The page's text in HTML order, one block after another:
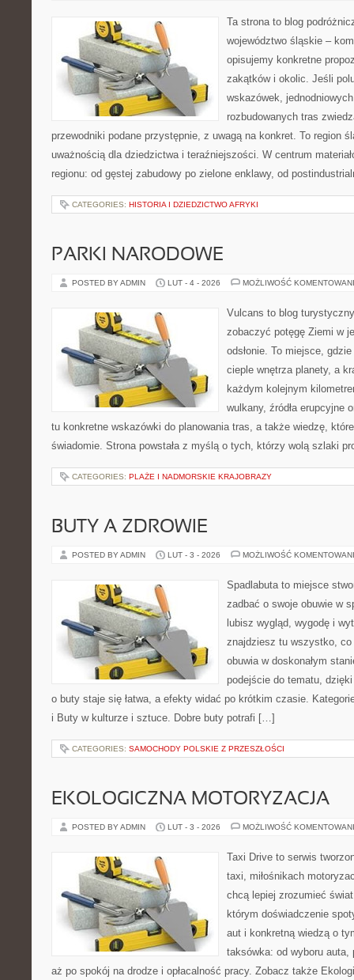
Ta strona to blog
województwo śląskie –
opisujemy konkretne
zakątków i okolic. Jeśli
wskazówek,
rozbudowanych tras
przewodniki podane przystępnie, z uwagą na konkret. To region
uważnością dla dziedzictwa i teraźniejszości. W centrum
regionu: od gęstej zabudowy po zielone enklawy, od
CATEGORIES: HISTORIA I DZIEDZICTWO AFRYKI
PARKI NARODOWE
POSTED BY ADMIN LUT - 4 - 2026 MOŻLIWOŚĆ
Vulcans to blog
zobaczyć potęgę Ziemi w
odsłonie. To miejsce,
cieple wnętrza planety, a
każdym kolejnym
wulkany, źródła erupcyjne
tu konkretne wskazówki do planowania tras, a także wiedzę,
świadomie. Strona powstała z myślą o tych, którzy wolą szlaki
CATEGORIES: PLAŻE I NADMORSKIE KRAJOBRAZY
BUTY A ZDROWIE
POSTED BY ADMIN LUT - 3 - 2026 MOŻLIWOŚĆ
Spadlabuta to miejsce
zadbać o swoje obuwie w
lubisz wygląd, wygodę i
znajdziesz tu wszystko, co
obuwia w doskonałym
podejście do tematu,
o buty staje się łatwa, a efekty widać po krótkim czasie.
i Buty w kulturze i sztuce. Dobre buty potrafi […]
CATEGORIES: SAMOCHODY POLSKIE Z PRZESZŁOŚCI
EKOLOGICZNA MOTORYZACJA
POSTED BY ADMIN LUT - 3 - 2026 MOŻLIWOŚĆ
Taxi Drive to serwis
taxi, miłośnikach
chcą lepiej zrozumieć
którym doświadczenie
aut i konkretną wiedzą o
taksówka: od wyboru
aż po spokój na drodze i opłacalność pracy. Zobacz także